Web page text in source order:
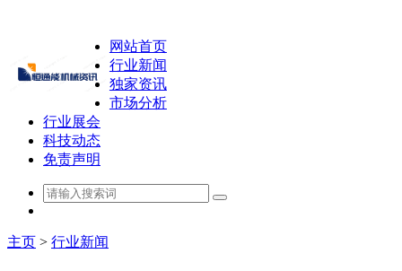
网站首页
行业新闻
独家资讯
市场分析
行业展会
科技动态
免责声明
主页 > 行业新闻